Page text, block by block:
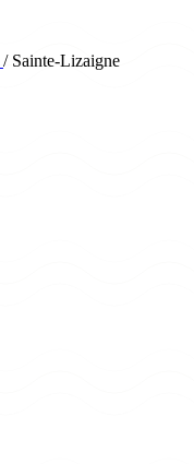
/ Sainte-Lizaigne